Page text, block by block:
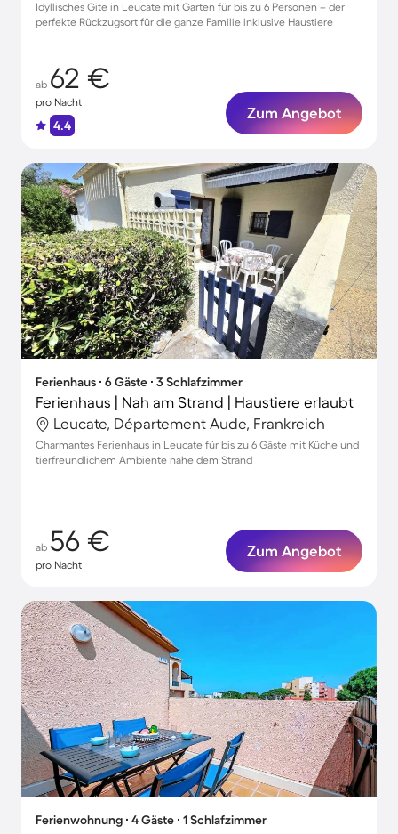
Idyllisches Gite in Leucate mit Garten für bis zu 6 Personen – der
perfekte Rückzugsort für die ganze Familie inklusive Haustiere
ab 62 €
pro Nacht
4.4
Zum Angebot
Ferienhaus ∙ 6 Gäste ∙ 3 Schlafzimmer
Ferienhaus | Nah am Strand | Haustiere erlaubt
Leucate, Département Aude, Frankreich
Charmantes Ferienhaus in Leucate für bis zu 6 Gäste mit Küche und
tierfreundlichem Ambiente nahe dem Strand
ab 56 €
pro Nacht
Zum Angebot
Ferienwohnung ∙ 4 Gäste ∙ 1 Schlafzimmer